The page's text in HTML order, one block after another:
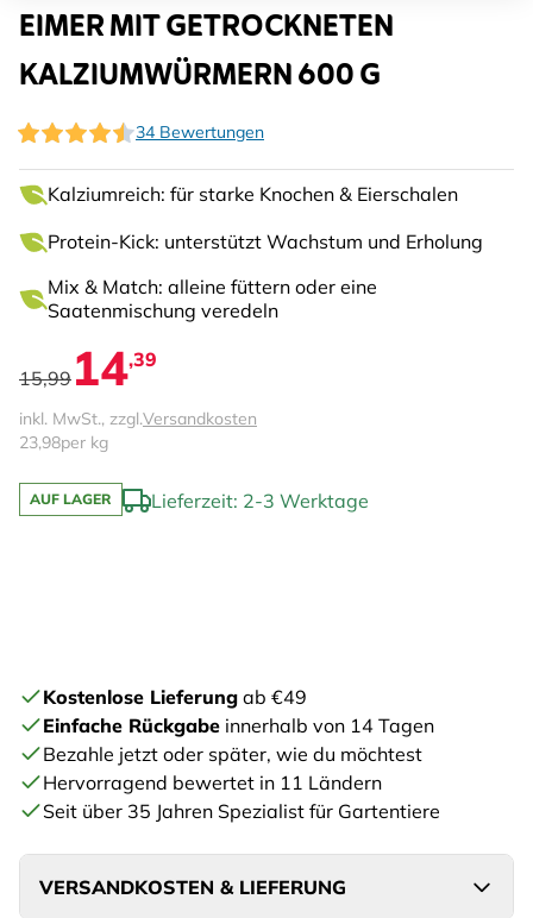
EIMER MIT GETROCKNETEN
KALZIUMWÜRMERN 600 G
34 Bewertungen
Kalziumreich: für starke Knochen & Eierschalen
Protein-Kick: unterstützt Wachstum und Erholung
Mix & Match: alleine füttern oder eine
Saatenmischung veredeln
15,99 14,39
inkl. MwSt., zzgl.Versandkosten
23,98per kg
AUF LAGER Lieferzeit: 2-3 Werktage
Kostenlose Lieferung ab €49
Einfache Rückgabe innerhalb von 14 Tagen
Bezahle jetzt oder später, wie du möchtest
Hervorragend bewertet in 11 Ländern
Seit über 35 Jahren Spezialist für Gartentiere
VERSANDKOSTEN & LIEFERUNG